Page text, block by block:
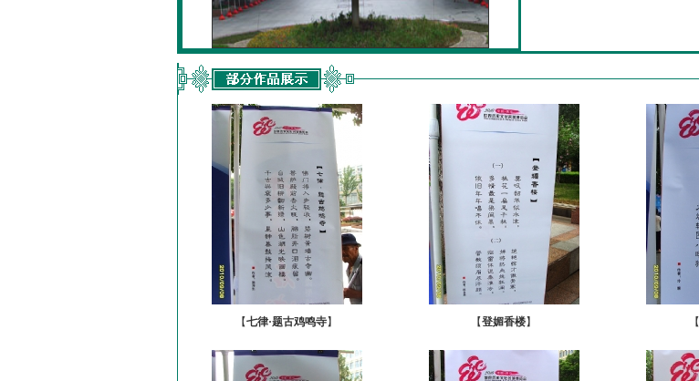
【七律·题古鸡鸣寺】 【登媚香楼】 【